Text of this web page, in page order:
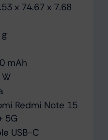
x 74.67 x 7.68
mAh
Redmi Note 15
5G
USB-C